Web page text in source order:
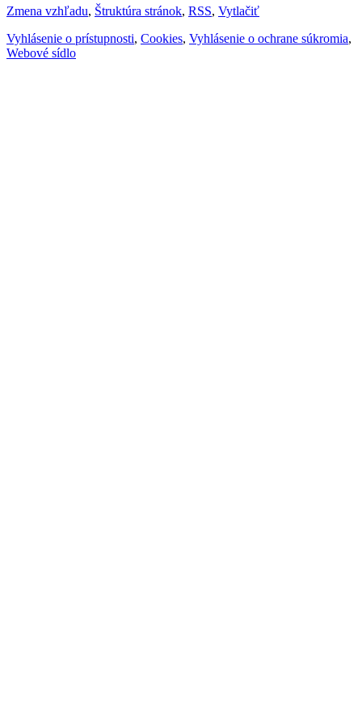
Zmena vzhľadu, Štruktúra stránok, RSS, Vytlačiť
Vyhlásenie o prístupnosti, Cookies, Vyhlásenie o ochrane súkromia,
Webové sídlo